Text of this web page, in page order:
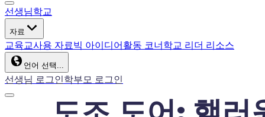
선생님학교
자료
교육교사용 자료빅 아이디어활동 코너학교 리더 리소스
언어 선택...
선생님 로그인학부모 로그인